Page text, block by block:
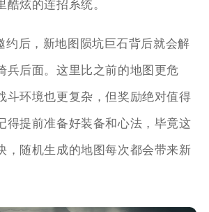
炫的连招系统。
约后，新地图陨坑巨石背后就会解
兵后面。这里比之前的地图更危
斗环境也更复杂，但奖励绝对值得
得提前准备好装备和心法，毕竟这
，随机生成的地图每次都会带来新